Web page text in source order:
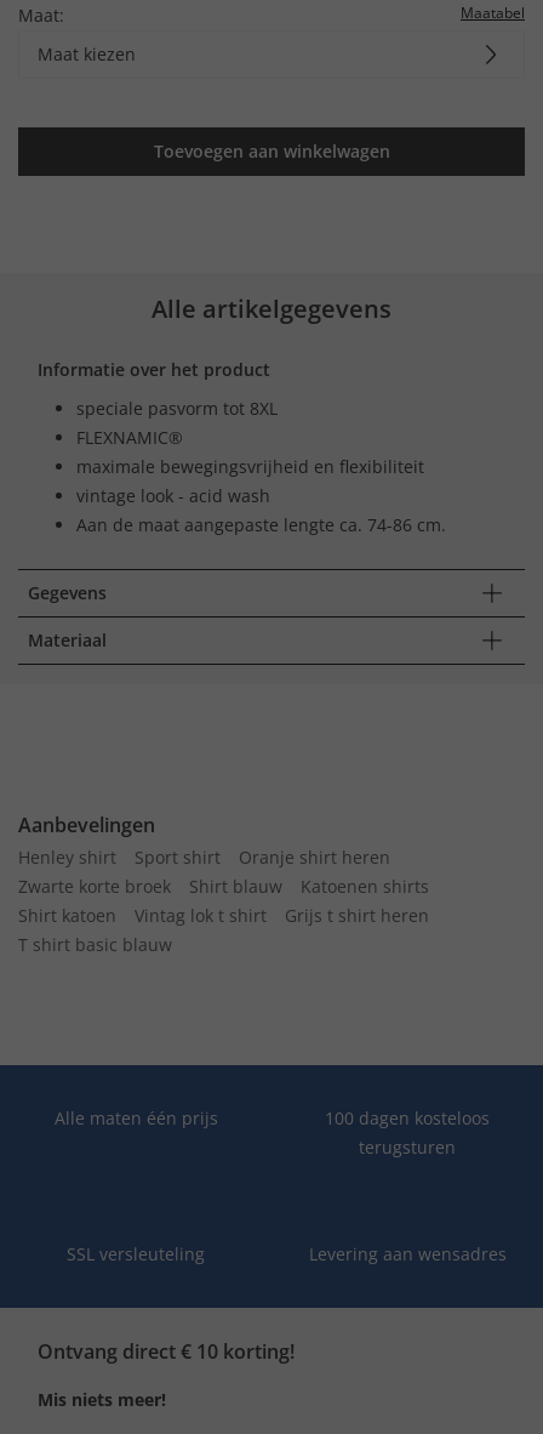
Maat: Maatabel
Maat kiezen
Toevoegen aan winkelwagen
Alle artikelgegevens
Informatie over het product
speciale pasvorm tot 8XL
FLEXNAMIC®
maximale bewegingsvrijheid en flexibiliteit
vintage look - acid wash
Aan de maat aangepaste lengte ca. 74-86 cm.
Gegevens
Materiaal
Aanbevelingen
Henley shirt Sport shirt
Oranje shirt heren
Zwarte korte broek
Shirt blauw
Katoenen shirts
Shirt katoen
Vintag lok t shirt
Grijs t shirt heren
T shirt basic blauw
Alle maten één prijs
100 dagen kosteloos
terugsturen
SSL versleuteling Levering aan wensadres
Ontvang direct € 10 korting!
Mis niets meer!